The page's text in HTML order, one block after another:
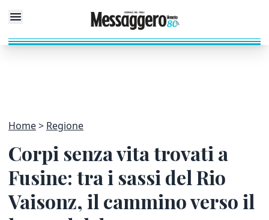
Home Regione
Corpi senza vita trovati a
Fusine: tra i sassi del Rio
Vaisonz, il cammino verso il